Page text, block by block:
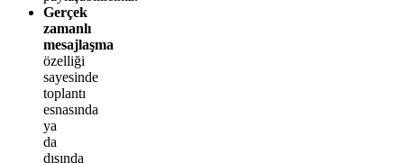
Gerçek
zamanlı
mesajlaşma
özelliği
sayesinde
toplantı
esnasında
ya
da
dışında